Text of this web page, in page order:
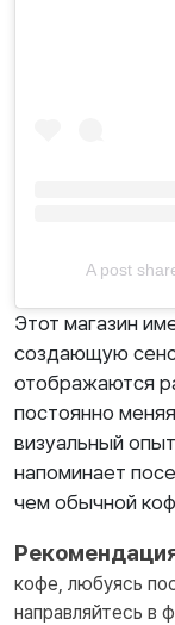
A post
Этот магазин
создающую
отображаются
постоянно
визуальный
напоминает
чем обычной
кофе, любуясь
направляйтесь в